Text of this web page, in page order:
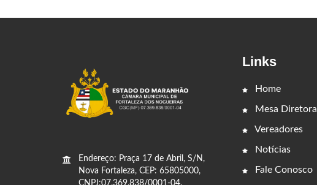
Endereço: Praça 17 de Abril, S/N,
Nova Fortaleza, CEP: 65805000,
CNPJ:07.369.838/0001-04.
Links
Home
Mesa Diretora
Vereadores
Notícias
Fale Conosco